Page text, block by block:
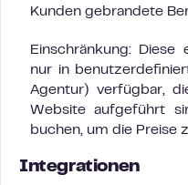
Kunden gebrandete
Einschränkung: Diese
nur in
Agentur) verfügbar,
Website aufgeführt
buchen, um die Preise
Integrationen